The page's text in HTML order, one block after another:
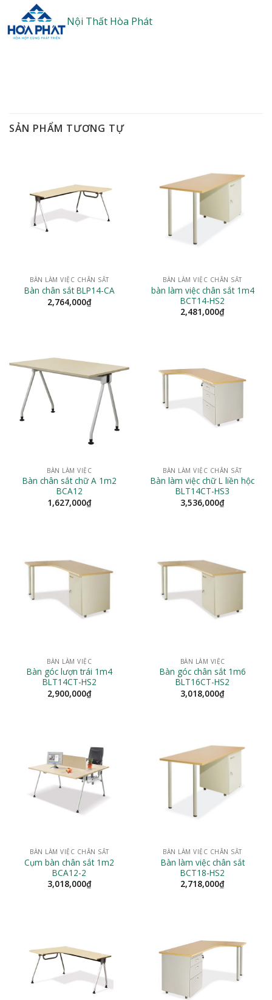
Nội Thất Hòa Phát
SẢN PHẨM TƯƠNG TỰ
BÀN LÀM VIỆC CHÂN SẮT
Bàn chân sắt BLP14-CA
2,764,000₫
BÀN LÀM VIỆC CHÂN SẮT
bàn làm việc chân sắt 1m4
BCT14-HS2
2,481,000₫
BÀN LÀM VIỆC
Bàn chân sắt chữ A 1m2
BCA12
1,627,000₫
BÀN LÀM VIỆC CHÂN SẮT
Bàn làm việc chữ L liền hộc
BLT14CT-HS3
3,536,000₫
BÀN LÀM VIỆC
Bàn góc lượn trái 1m4
BLT14CT-HS2
2,900,000₫
BÀN LÀM VIỆC
Bàn góc chân sắt 1m6
BLT16CT-HS2
3,018,000₫
BÀN LÀM VIỆC CHÂN SẮT
Cụm bàn chân sắt 1m2
BCA12-2
3,018,000₫
BÀN LÀM VIỆC CHÂN SẮT
Bàn làm việc chân sắt
BCT18-HS2
2,718,000₫